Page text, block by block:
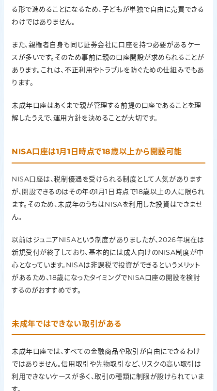
る形で進めることになるため、子どもが単独で自由に売買できる
わけではありません。
また、親権者自身も同じ証券会社に口座を持つ必要があるケー
スが多いです。そのため事前に親の口座開設が求められることが
あります。これは、不正利用やトラブルを防ぐための仕組みでもあ
ります。
未成年口座はあくまで親が管理する前提の口座であることを理
解したうえで、運用方針を決めることが大切です。
NISA口座は1月1日時点で18歳以上から開設可能
NISA口座は、税制優遇を受けられる制度として人気があります
が、開設できるのはその年の1月1日時点で18歳以上の人に限られ
ます。そのため、未成年のうちはNISAを利用した投資はできませ
ん。
以前はジュニアNISAという制度がありましたが、2026年現在は
新規受付が終了しており、基本的には成人向けのNISA制度が中
心となっています。NISAは非課税で投資ができるというメリット
があるため、18歳になったタイミングでNISA口座の開設を検討
するのがおすすめです。
未成年ではできない取引がある
未成年口座では、すべての金融商品や取引が自由にできるわけ
ではありません。信用取引や先物取引など、リスクの高い取引は
利用できないケースが多く、取引の種類に制限が設けられていま
す。